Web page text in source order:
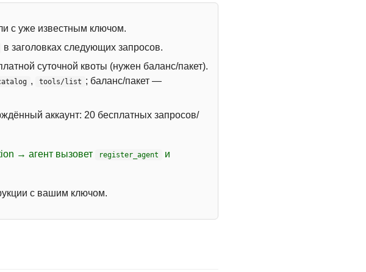
с уже известным ключом.
в заголовках следующих запросов.
суточной квоты (нужен баланс/пакет).
, tools/list ; баланс/пакет —
аккаунт: 20 бесплатных запросов/
→ агент вызовет register_agent
и
с вашим ключом.